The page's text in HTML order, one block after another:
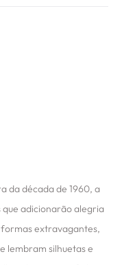
da década de 1960, a
que adicionarão alegria
extravagantes,
lembram silhuetas e